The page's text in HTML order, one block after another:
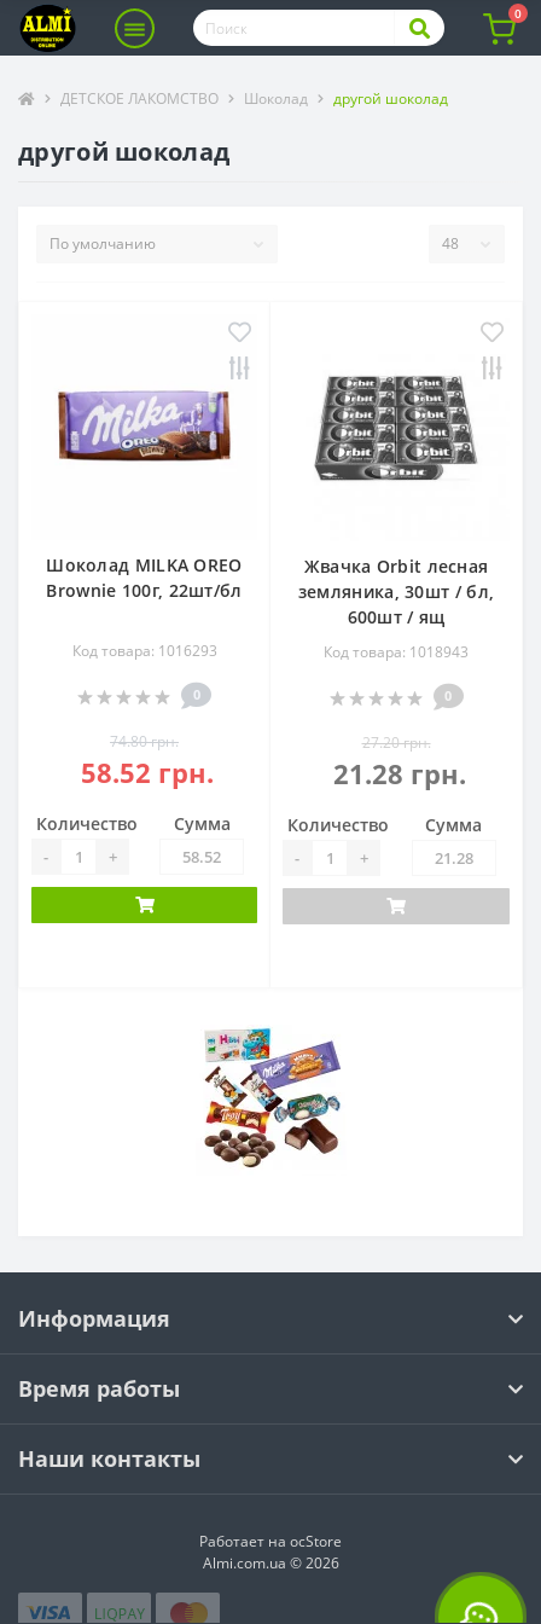
0
ДЕТСКОЕ ЛАКОМСТВО Шоколад другой шоколад
другой шоколад
Шоколад MILKA OREO
Brownie 100г, 22шт/бл
Код товара: 1016293
0
74.80 грн.
58.52 грн.
Количество
- +
Сумма
Жвачка Оrbit лесная
земляника, 30шт / бл,
600шт / ящ
Код товара: 1018943
0
27.20 грн.
21.28 грн.
Количество
- +
Сумма
Информация
Время работы
Наши контакты
Работает на ocStore
Almi.com.ua © 2026